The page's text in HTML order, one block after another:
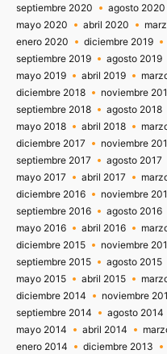
septiembre 2020
agosto 2020
mayo 2020
abril 2020
enero 2020
diciembre 2019
septiembre 2019
agosto 2019
mayo 2019
abril 2019
diciembre 2018
noviembre
septiembre 2018
agosto 2018
mayo 2018
abril 2018
diciembre 2017
noviembre
septiembre 2017
agosto 2017
mayo 2017
abril 2017
diciembre 2016
noviembre
septiembre 2016
agosto 2016
mayo 2016
abril 2016
diciembre 2015
noviembre
septiembre 2015
agosto 2015
mayo 2015
abril 2015
diciembre 2014
noviembre
septiembre 2014
agosto 2014
mayo 2014
abril 2014
enero 2014
diciembre 2013